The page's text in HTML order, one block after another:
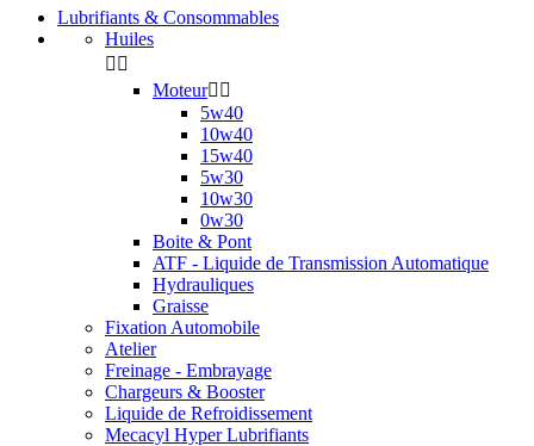
Lubrifiants & Consommables
Huiles
 
Moteur 
5w40
10w40
15w40
5w30
10w30
0w30
Boite & Pont
ATF - Liquide de Transmission Automatique
Hydrauliques
Graisse
Fixation Automobile
Atelier
Freinage - Embrayage
Chargeurs & Booster
Liquide de Refroidissement
Mecacyl Hyper Lubrifiants